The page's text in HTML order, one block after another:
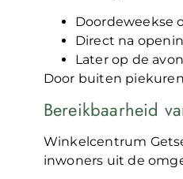
Doordeweekse
Direct na
Later op de
Door buiten
Bereikbaarheid
Winkelcentrum
inwoners uit de